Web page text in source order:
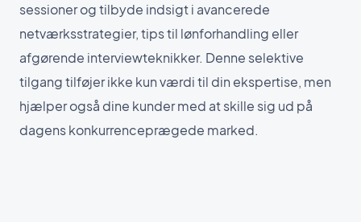
sessioner og tilbyde indsigt i avancerede
netværksstrategier, tips til lønforhandling eller
afgørende interviewteknikker. Denne selektive
tilgang tilføjer ikke kun værdi til din ekspertise, men
hjælper også dine kunder med at skille sig ud på
dagens konkurrenceprægede marked.